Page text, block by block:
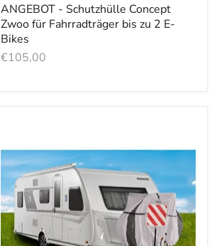
ANGEBOT - Schutzhülle Concept
Zwoo für Fahrradträger bis zu 2 E-
Bikes
€105,00